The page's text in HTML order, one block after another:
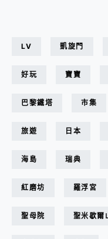
LV 凱旋門
好玩 寶寶
巴黎鐵塔 市集
旅遊 日本
海島 瑞典
紅磨坊 羅浮宮
聖母院 聖米歇爾